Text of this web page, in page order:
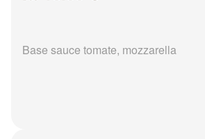
Base sauce tomate, mozzarella